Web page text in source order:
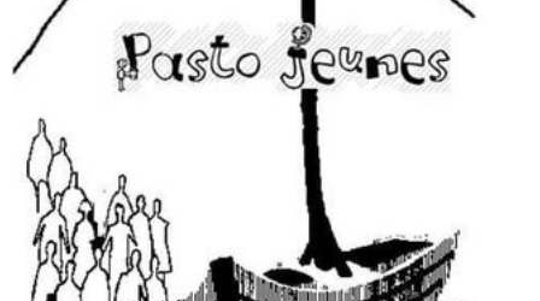
Facebook
Trouver
ma
Jubilé des
JMJ
JD 4/3
Pélé Notre
Dame
Camp St M.
Garicoïts